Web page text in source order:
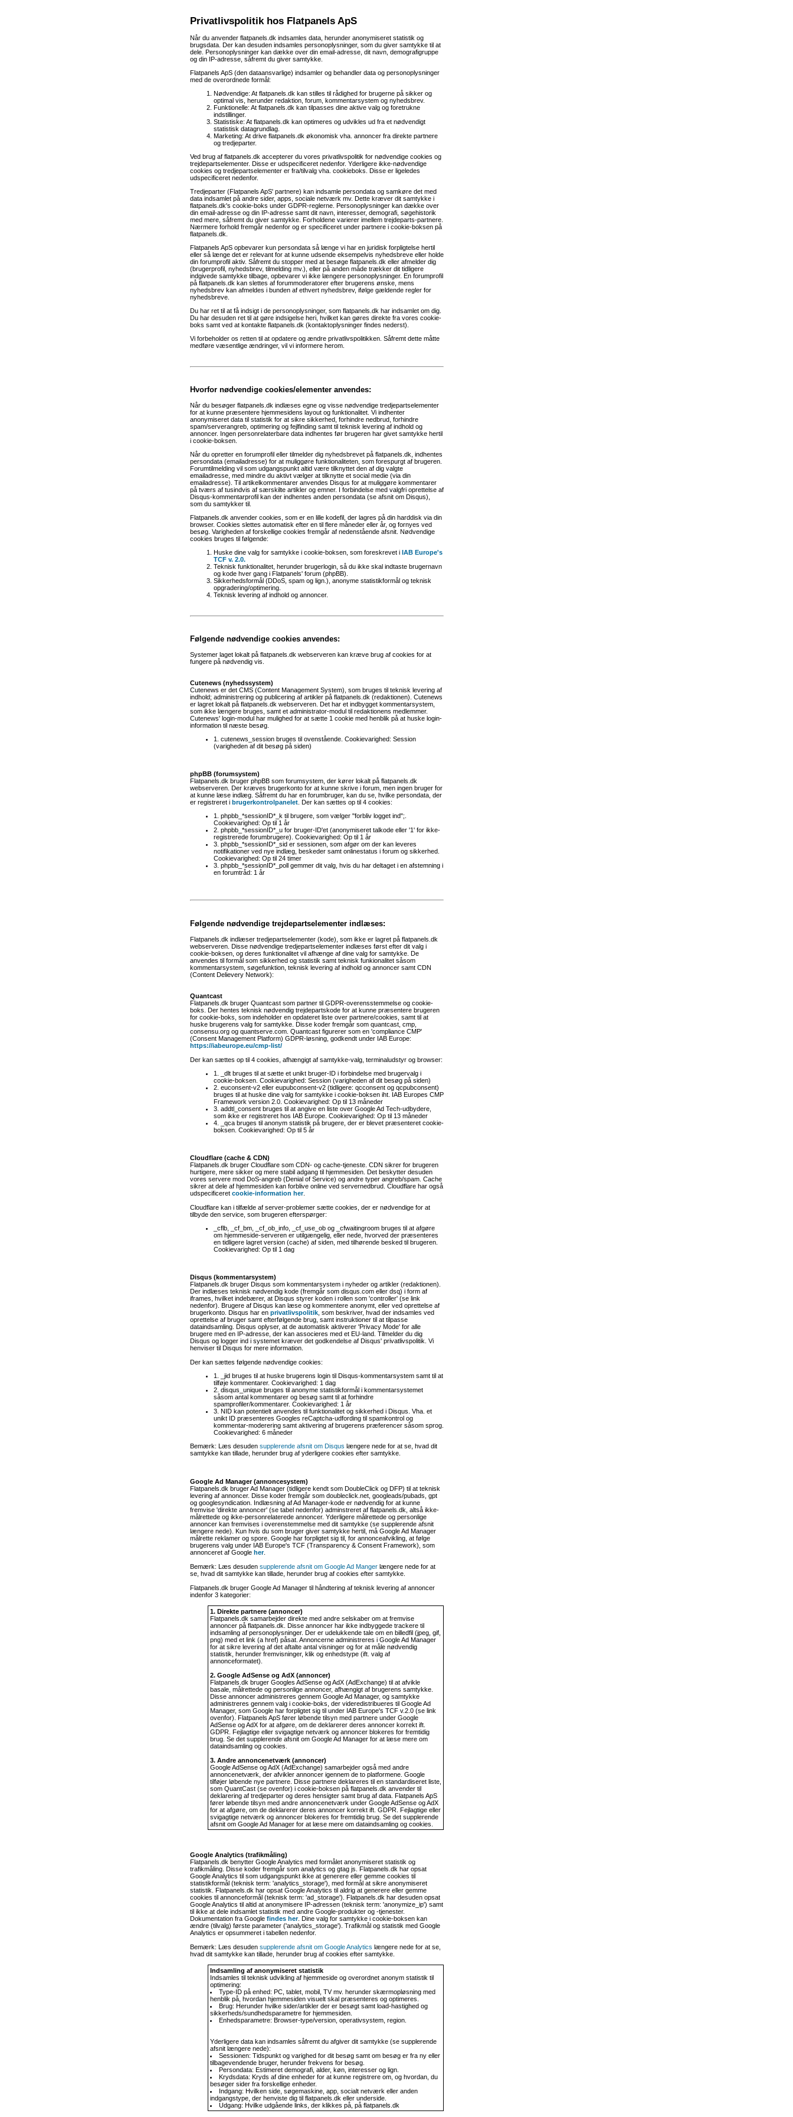
Privatlivspolitik hos Flatpanels ApS
Når du anvender flatpanels.dk indsamles data, herunder anonymiseret statistik og
brugsdata. Der kan desuden indsamles personoplysninger, som du giver samtykke til at
dele. Personoplysninger kan dække over din email-adresse, dit navn, demografigruppe
og din IP-adresse, såfremt du giver samtykke.
Flatpanels ApS (den dataansvarlige) indsamler og behandler data og personoplysninger
med de overordnede formål:
Nødvendige: At flatpanels.dk kan stilles til rådighed for brugerne på sikker og
optimal vis, herunder redaktion, forum, kommentarsystem og nyhedsbrev.
Funktionelle: At flatpanels.dk kan tilpasses dine aktive valg og foretrukne
indstillinger.
Statistiske: At flatpanels.dk kan optimeres og udvikles ud fra et nødvendigt
statistisk datagrundlag.
Marketing: At drive flatpanels.dk økonomisk vha. annoncer fra direkte partnere
og tredjeparter.
Ved brug af flatpanels.dk accepterer du vores privatlivspolitik for nødvendige cookies og
trejdepartselementer. Disse er udspecificeret nedenfor. Yderligere ikke-nødvendige
cookies og tredjepartselementer er fra/tilvalg vha. cookieboks. Disse er ligeledes
udspecificeret nedenfor.
Tredjeparter (Flatpanels ApS' partnere) kan indsamle persondata og samkøre det med
data indsamlet på andre sider, apps, sociale netværk mv. Dette kræver dit samtykke i
flatpanels.dk's cookie-boks under GDPR-reglerne. Personoplysninger kan dække over
din email-adresse og din IP-adresse samt dit navn, interesser, demografi, søgehistorik
med mere, såfremt du giver samtykke. Forholdene varierer imellem trejdeparts-partnere.
Nærmere forhold fremgår nedenfor og er specificeret under partnere i cookie-boksen på
flatpanels.dk.
Flatpanels ApS opbevarer kun persondata så længe vi har en juridisk forpligtelse hertil
eller så længe det er relevant for at kunne udsende eksempelvis nyhedsbreve eller holde
din forumprofil aktiv. Såfremt du stopper med at besøge flatpanels.dk eller afmelder dig
(brugerprofil, nyhedsbrev, tilmelding mv.), eller på anden måde trækker dit tidligere
indgivede samtykke tilbage, opbevarer vi ikke længere personoplysninger. En forumprofil
på flatpanels.dk kan slettes af forummoderatorer efter brugerens ønske, mens
nyhedsbrev kan afmeldes i bunden af ethvert nyhedsbrev, ifølge gældende regler for
nyhedsbreve.
Du har ret til at få indsigt i de personoplysninger, som flatpanels.dk har indsamlet om dig.
Du har desuden ret til at gøre indsigelse heri, hvilket kan gøres direkte fra vores cookie-
boks samt ved at kontakte flatpanels.dk (kontaktoplysninger findes nederst).
Vi forbeholder os retten til at opdatere og ændre privatlivspolitikken. Såfremt dette måtte
medføre væsentlige ændringer, vil vi informere herom.
Hvorfor nødvendige cookies/elementer anvendes:
Når du besøger flatpanels.dk indlæses egne og visse nødvendige tredjepartselementer
for at kunne præsentere hjemmesidens layout og funktionalitet. Vi indhenter
anonymiseret data til statistik for at sikre sikkerhed, forhindre nedbrud, forhindre
spam/serverangreb, optimering og fejlfinding samt til teknisk levering af indhold og
annoncer. Ingen personrelaterbare data indhentes før brugeren har givet samtykke hertil
i cookie-boksen.
Når du opretter en forumprofil eller tilmelder dig nyhedsbrevet på flatpanels.dk, indhentes
persondata (emailadresse) for at muliggøre funktionaliteten, som forespurgt af brugeren.
Forumtilmelding vil som udgangspunkt altid være tilknyttet den af dig valgte
emailadresse, med mindre du aktivt vælger at tilknytte et social medie (via din
emailadresse). Til artikelkommentarer anvendes Disqus for at muliggøre kommentarer
på tværs af tusindvis af særskilte artikler og emner. I forbindelse med valgfri oprettelse af
Disqus-kommentarprofil kan der indhentes anden persondata (se afsnit om Disqus),
som du samtykker til.
Flatpanels.dk anvender cookies, som er en lille kodefil, der lagres på din harddisk via din
browser. Cookies slettes automatisk efter en til flere måneder eller år, og fornyes ved
besøg. Varigheden af forskellige cookies fremgår af nedenstående afsnit. Nødvendige
cookies bruges til følgende:
Huske dine valg for samtykke i cookie-boksen, som foreskrevet i IAB Europe's
TCF v. 2.0.
Teknisk funktionalitet, herunder brugerlogin, så du ikke skal indtaste brugernavn
og kode hver gang i Flatpanels' forum (phpBB).
Sikkerhedsformål (DDoS, spam og lign.), anonyme statistikformål og teknisk
opgradering/optimering.
Teknisk levering af indhold og annoncer.
Følgende nødvendige cookies anvendes:
Systemer laget lokalt på flatpanels.dk webserveren kan kræve brug af cookies for at
fungere på nødvendig vis.
Cutenews (nyhedssystem)
Cutenews er det CMS (Content Management System), som bruges til teknisk levering af
indhold; administrering og publicering af artikler på flatpanels.dk (redaktionen). Cutenews
er lagret lokalt på flatpanels.dk webserveren. Det har et indbygget kommentarsystem,
som ikke længere bruges, samt et administrator-modul til redaktionens medlemmer.
Cutenews' login-modul har mulighed for at sætte 1 cookie med henblik på at huske login-
information til næste besøg.
1. cutenews_session bruges til ovenstående. Cookievarighed: Session
(varigheden af dit besøg på siden)
phpBB (forumsystem)
Flatpanels.dk bruger phpBB som forumsystem, der kører lokalt på flatpanels.dk
webserveren. Der kræves brugerkonto for at kunne skrive i forum, men ingen bruger for
at kunne læse indlæg. Såfremt du har en forumbruger, kan du se, hvilke persondata, der
er registreret i brugerkontrolpanelet . Der kan sættes op til 4 cookies:
1. phpbb_*sessionID*_k til brugere, som vælger "forbliv logget ind";.
Cookievarighed: Op til 1 år
2. phpbb_*sessionID*_u for bruger-ID'et (anonymiseret talkode eller '1' for ikke-
registrerede forumbrugere). Cookievarighed: Op til 1 år
3. phpbb_*sessionID*_sid er sessionen, som afgør om der kan leveres
notifikationer ved nye indlæg, beskeder samt onlinestatus i forum og sikkerhed.
Cookievarighed: Op til 24 timer
3. phpbb_*sessionID*_poll gemmer dit valg, hvis du har deltaget i en afstemning i
en forumtråd: 1 år
Følgende nødvendige trejdepartselementer indlæses:
Flatpanels.dk indlæser tredjepartselementer (kode), som ikke er lagret på flatpanels.dk
webserveren. Disse nødvendige tredjepartselementer indlæses først efter dit valg i
cookie-boksen, og deres funktionalitet vil afhænge af dine valg for samtykke. De
anvendes til formål som sikkerhed og statistik samt teknisk funkionalitet såsom
kommentarsystem, søgefunktion, teknisk levering af indhold og annoncer samt CDN
(Content Delievery Network):
Quantcast
Flatpanels.dk bruger Quantcast som partner til GDPR-overensstemmelse og cookie-
boks. Der hentes teknisk nødvendig trejdepartskode for at kunne præsentere brugeren
for cookie-boks, som indeholder en opdateret liste over partnere/cookies, samt til at
huske brugerens valg for samtykke. Disse koder fremgår som quantcast, cmp,
consensu.org og quantserve.com. Quantcast figurerer som en 'compliance CMP'
(Consent Management Platform) GDPR-løsning, godkendt under IAB Europe:
https://iabeurope.eu/cmp-list/
Der kan sættes op til 4 cookies, afhængigt af samtykke-valg, terminaludstyr og browser:
1. _dlt bruges til at sætte et unikt bruger-ID i forbindelse med brugervalg i
cookie-boksen. Cookievarighed: Session (varigheden af dit besøg på siden)
2. euconsent-v2 eller eupubconsent-v2 (tidligere: qcconsent og qcpubconsent)
bruges til at huske dine valg for samtykke i cookie-boksen iht. IAB Europes CMP
Framework version 2.0. Cookievarighed: Op til 13 måneder
3. addtl_consent bruges til at angive en liste over Google Ad Tech-udbydere,
som ikke er registreret hos IAB Europe. Cookievarighed: Op til 13 måneder
4. _qca bruges til anonym statistik på brugere, der er blevet præsenteret cookie-
boksen. Cookievarighed: Op til 5 år
Cloudflare (cache & CDN)
Flatpanels.dk bruger Cloudflare som CDN- og cache-tjeneste. CDN sikrer for brugeren
hurtigere, mere sikker og mere stabil adgang til hjemmesiden. Det beskytter desuden
vores servere mod DoS-angreb (Denial of Service) og andre typer angreb/spam. Cache
sikrer at dele af hjemmesiden kan forblive online ved servernedbrud. Cloudflare har også
udspecificeret cookie-information her.
Cloudflare kan i tilfælde af server-problemer sætte cookies, der er nødvendige for at
tilbyde den service, som brugeren efterspørger:
_cflb, _cf_bm, _cf_ob_info, _cf_use_ob og _cfwaitingroom bruges til at afgøre
om hjemmeside-serveren er utilgængelig, eller nede, hvorved der præsenteres
en tidligere lagret version (cache) af siden, med tilhørende besked til brugeren.
Cookievarighed: Op til 1 dag
Disqus (kommentarsystem)
Flatpanels.dk bruger Disqus som kommentarsystem i nyheder og artikler (redaktionen).
Der indlæses teknisk nødvendig kode (fremgår som disqus.com eller dsq) i form af
iframes, hvilket indebærer, at Disqus styrer koden i rollen som 'controller' (se link
nedenfor). Brugere af Disqus kan læse og kommentere anonymt, eller ved oprettelse af
brugerkonto. Disqus har en privatlivspolitik , som beskriver, hvad der indsamles ved
oprettelse af bruger samt efterfølgende brug, samt instruktioner til at tilpasse
dataindsamling. Disqus oplyser, at de automatisk aktiverer 'Privacy Mode' for alle
brugere med en IP-adresse, der kan associeres med et EU-land. Tilmelder du dig
Disqus og logger ind i systemet kræver det godkendelse af Disqus' privatlivspolitik. Vi
henviser til Disqus for mere information.
Der kan sættes følgende nødvendige cookies:
1. _jid bruges til at huske brugerens login til Disqus-kommentarsystem samt til at
tilføje kommentarer. Cookievarighed: 1 dag
2. disqus_unique bruges til anonyme statistikformål i kommentarsystemet
såsom antal kommentarer og besøg samt til at forhindre
spamprofiler/kommentarer. Cookievarighed: 1 år
3. NID kan potentielt anvendes til funktionalitet og sikkerhed i Disqus. Vha. et
unikt ID præsenteres Googles reCaptcha-udfording til spamkontrol og
kommentar-moderering samt aktivering af brugerens præferencer såsom sprog.
Cookievarighed: 6 måneder
Bemærk: Læs desuden supplerende afsnit om Disqus længere nede for at se, hvad dit
samtykke kan tillade, herunder brug af yderligere cookies efter samtykke.
Google Ad Manager (annoncesystem)
Flatpanels.dk bruger Ad Manager (tidligere kendt som DoubleClick og DFP) til at teknisk
levering af annoncer. Disse koder fremgår som doubleclick.net, googleads/pubads, gpt
og googlesyndication. Indlæsning af Ad Manager-kode er nødvendig for at kunne
fremvise 'direkte annoncer' (se tabel nedenfor) adminstreret af flatpanels.dk, altså ikke-
målrettede og ikke-personrelaterede annoncer. Yderligere målrettede og personlige
annoncer kan fremvises i overenstemmelse med dit samtykke (se supplerende afsnit
længere nede). Kun hvis du som bruger giver samtykke hertil, må Google Ad Manager
målrette reklamer og spore. Google har forpligtet sig til, for annonceafvikling, at følge
brugerens valg under IAB Europe's TCF (Transparency & Consent Framework), som
annonceret af Google her.
Bemærk: Læs desuden supplerende afsnit om Google Ad Manger længere nede for at
se, hvad dit samtykke kan tillade, herunder brug af cookies efter samtykke.
Flatpanels.dk bruger Google Ad Manager til håndtering af teknisk levering af annoncer
indenfor 3 kategorier:
1. Direkte partnere (annoncer)
Flatpanels.dk samarbejder direkte med andre selskaber om at fremvise
annoncer på flatpanels.dk. Disse annoncer har ikke indbyggede trackere til
indsamling af personoplysninger. Der er udelukkende tale om en billedfil (jpeg, gif,
png) med et link (a href) påsat. Annoncerne administreres i Google Ad Manager
for at sikre levering af det aftalte antal visninger og for at måle nødvendig
statistik, herunder fremvisninger, klik og enhedstype (ift. valg af
annonceformatet).
2. Google AdSense og AdX (annoncer)
Flatpanels.dk bruger Googles AdSense og AdX (AdExchange) til at afvikle
basale, målrettede og personlige annoncer, afhængigt af brugerens samtykke.
Disse annoncer administreres gennem Google Ad Manager, og samtykke
administreres gennem valg i cookie-boks, der videredistribueres til Google Ad
Manager, som Google har forpligtet sig til under IAB Europe's TCF v.2.0 (se link
ovenfor). Flatpanels ApS fører løbende tilsyn med partnere under Google
AdSense og AdX for at afgøre, om de deklarerer deres annoncer korrekt ift.
GDPR. Fejlagtige eller svigagtige netværk og annoncer blokeres for fremtidig
brug. Se det supplerende afsnit om Google Ad Manager for at læse mere om
dataindsamling og cookies.
3. Andre annoncenetværk (annoncer)
Google AdSense og AdX (AdExchange) samarbejder også med andre
annoncenetværk, der afvikler annoncer igennem de to platformene. Google
tilføjer løbende nye partnere. Disse partnere deklareres til en standardiseret liste,
som QuantCast (se ovenfor) i cookie-boksen på flatpanels.dk anvender til
deklarering af tredjeparter og deres hensigter samt brug af data. Flatpanels ApS
fører løbende tilsyn med andre annoncenetværk under Google AdSense og AdX
for at afgøre, om de deklarerer deres annoncer korrekt ift. GDPR. Fejlagtige eller
svigagtige netværk og annoncer blokeres for fremtidig brug. Se det supplerende
afsnit om Google Ad Manager for at læse mere om dataindsamling og cookies.
Google Analytics (trafikmåling)
Flatpanels.dk benytter Google Analytics med formålet anonymiseret statistik og
trafikmåling. Disse koder fremgår som analytics og gtag js. Flatpanels.dk har opsat
Google Analytics til som udgangspunkt ikke at generere eller gemme cookies til
statistikformål (teknisk term: 'analytics_storage'), med formål at sikre anonymiseret
statistik. Flatpanels.dk har opsat Google Analytics til aldrig at generere eller gemme
cookies til annonceformål (teknisk term: 'ad_storage'). Flatpanels.dk har desuden opsat
Google Analytics til altid at anonymisere IP-adressen (teknisk term: 'anonymize_ip') samt
til ikke at dele indsamlet statistik med andre Google-produkter og -tjenester.
Dokumentation fra Google findes her. Dine valg for samtykke i cookie-boksen kan
ændre (tilvalg) første parameter ('analytics_storage'). Trafikmål og statistik med Google
Analytics er opsummeret i tabellen nedenfor.
Bemærk: Læs desuden supplerende afsnit om Google Analytics længere nede for at se,
hvad dit samtykke kan tillade, herunder brug af cookies efter samtykke.
Indsamling af anonymiseret statistik
Indsamles til teknisk udvikling af hjemmeside og overordnet anonym statistik til
optimering:
Type-ID på enhed: PC, tablet, mobil, TV mv. herunder skærmopløsning med
henblik på, hvordan hjemmesiden visuelt skal præsenteres og optimeres.
Brug: Herunder hvilke sider/artikler der er besøgt samt load-hastighed og
sikkerheds/sundhedsparametre for hjemmesiden.
Enhedsparametre: Browser-type/version, operativsystem, region.
Yderligere data kan indsamles såfremt du afgiver dit samtykke (se supplerende
afsnit længere nede):
Sessionen: Tidspunkt og varighed for dit besøg samt om besøg er fra ny eller
tilbagevendende bruger, herunder frekvens for besøg.
Persondata: Estimeret demografi, alder, køn, interesser og lign.
Krydsdata: Kryds af dine enheder for at kunne registrere om, og hvordan, du
besøger sider fra forskellige enheder.
Indgang: Hvilken side, søgemaskine, app, socialt netværk eller anden
indgangstype, der henviste dig til flatpanels.dk eller underside.
Udgang: Hvilke udgående links, der klikkes på, på flatpanels.dk